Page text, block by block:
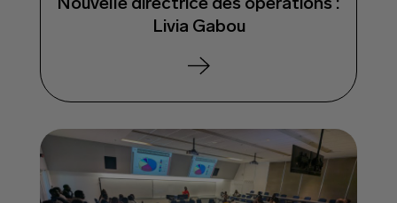
Livia Gabou